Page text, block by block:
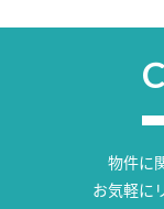
物件に
お気軽に